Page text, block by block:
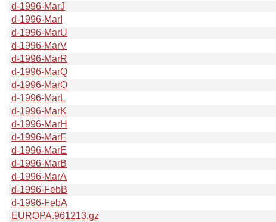
d-1996-MarJ
d-1996-MarI
d-1996-MarU
d-1996-MarV
d-1996-MarR
d-1996-MarQ
d-1996-MarO
d-1996-MarL
d-1996-MarK
d-1996-MarH
d-1996-MarF
d-1996-MarE
d-1996-MarB
d-1996-MarA
d-1996-FebB
d-1996-FebA
EUROPA.961213.gz